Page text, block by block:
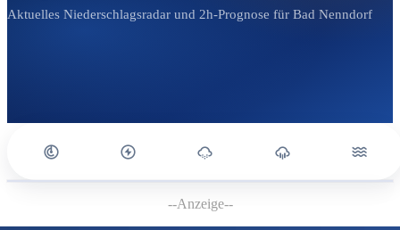
Aktuelles Niederschlagsradar und 2h-Prognose für Bad Nenndorf
--Anzeige--